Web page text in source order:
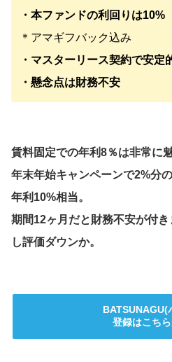
・本ファンドの利回りは10%
＊アマギフバック込み
・マスターリース契約で安定
・懸念点は財務不安
賃料固定での年利8％は非常に魅
年末年始キャンペーンで2%分
年利10%相当。
期間12ヶ月だと財務不安が付
し評価ダウンか。
BATSUNAGU(
登録はこちら